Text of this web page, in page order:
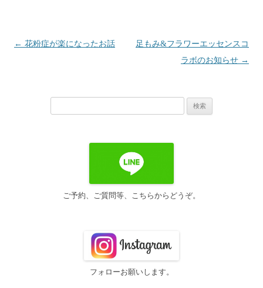
投
← 花粉症が楽になったお話
足もみ&フラワーエッセンスコ
ラボのお知らせ →
ご予約、ご質問等、こちらからどうぞ。
フォローお願いします。